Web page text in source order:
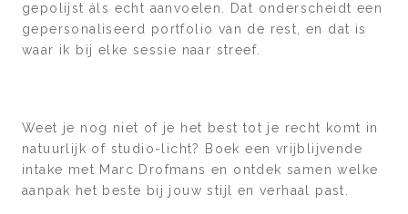
gepolijst áls echt aanvoelen. Dat onderscheidt een
gepersonaliseerd portfolio van de rest, en dat is
waar ik bij elke sessie naar streef.
Weet je nog niet of je het best tot je recht komt in
natuurlijk of studio-licht? Boek een vrijblijvende
intake met Marc Drofmans en ontdek samen welke
aanpak het beste bij jouw stijl en verhaal past.